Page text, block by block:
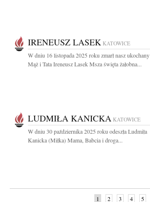
IRENEUSZ LASEK KATOWICE
W dniu 16 listopada 2025 roku zmarł nasz ukochany
Mąż i Tata Ireneusz Lasek Msza święta żałobna...
LUDMIŁA KANICKA KATOWICE
W dniu 30 października 2025 roku odeszła Ludmiła
Kanicka (Miłka) Mama, Babcia i droga...
1 2 3 4 5